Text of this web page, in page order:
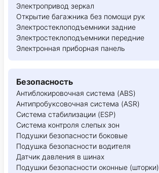
Электропривод зеркал
Открытие багажника без помощи рук
Электростеклоподъемники задние
Электростеклоподъемники передние
Электронная приборная панель
Безопасность
Антиблокировочная система (ABS)
Антипробуксовочная система (ASR)
Система стабилизации (ESP)
Система контроля слепых зон
Подушки безопасности боковые
Подушка безопасности водителя
Датчик давления в шинах
Подушки безопасности оконные (шторки)